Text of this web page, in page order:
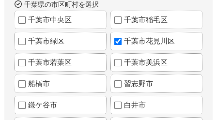
千葉県の市区町村を選択
千葉市中央区 千葉市稲毛区
千葉市緑区 千葉市花見川区
千葉市若葉区 千葉市美浜区
船橋市 習志野市
鎌ケ谷市 白井市